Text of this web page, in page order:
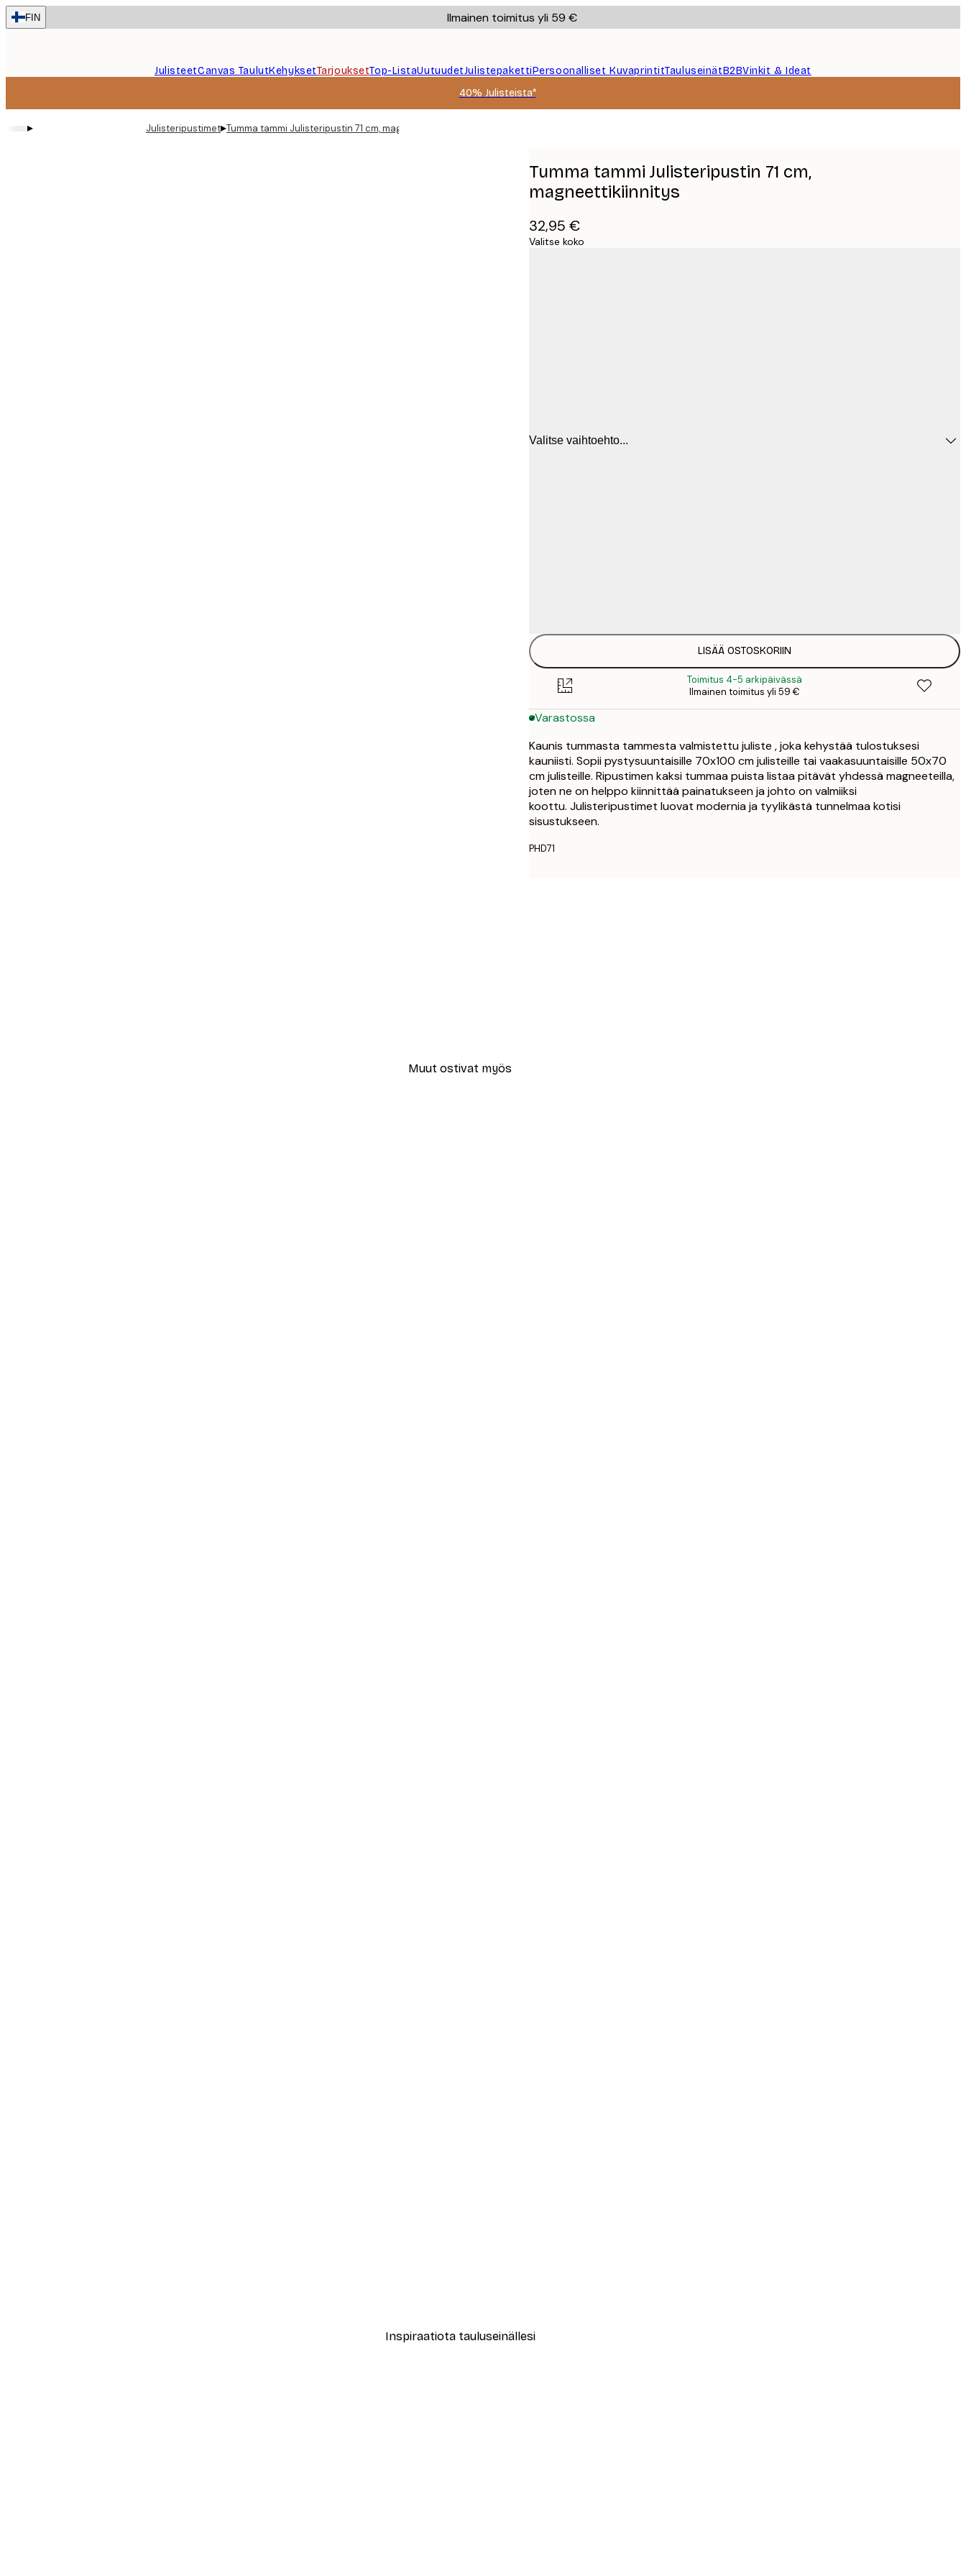
Skip
to
FIN Ilmainen toimitus yli 59 €
JulisteetCanvas TaulutKehyksetTarjouksetTop-ListaUutuudetJulistepakettiPersoonalliset KuvaprintitTauluseinätB2BVinkit & Ideat
40% Julisteista*
▸ Julisteripustimet▸Tumma tammi Julisteripustin 71 cm, magneettikiinnitys
Tumma tammi Julisteripustin 71 cm,
magneettikiinnitys
32,95 €
Valitse koko
Valitse vaihtoehto...
LISÄÄ OSTOSKORIIN
Toimitus 4-5 arkipäivässä
Ilmainen toimitus yli 59 €
Varastossa
Kaunis tummasta tammesta valmistettu juliste , joka kehystää tulostuksesi
kauniisti. Sopii pystysuuntaisille 70x100 cm julisteille tai vaakasuuntaisille 50x70
cm julisteille. Ripustimen kaksi tummaa puista listaa pitävät yhdessä magneeteilla,
joten ne on helppo kiinnittää painatukseen ja johto on valmiiksi
koottu. Julisteripustimet luovat modernia ja tyylikästä tunnelmaa kotisi
sisustukseen.
PHD71
Muut ostivat myös
Inspiraatiota tauluseinällesi